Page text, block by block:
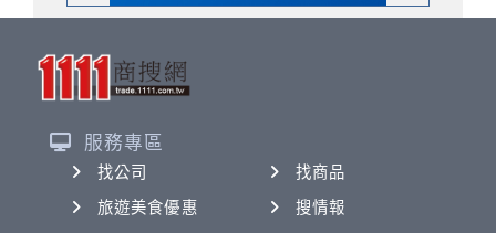
服務專區
找公司
找商品
旅遊美食優惠
搜情報